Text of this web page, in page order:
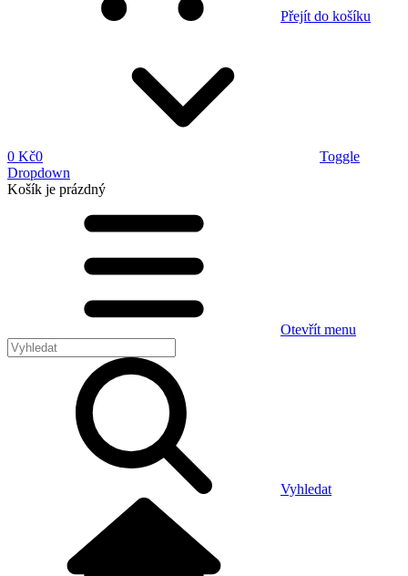
Přejít do košíku
0 Kč0
Toggle
Dropdown
Košík je prázdný
Otevřít menu
Vyhledat